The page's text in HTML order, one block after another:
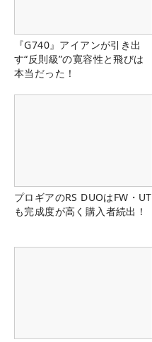
『G740』アイアンが引き出
す“反則級”の寛容性と飛びは
本当だった！
プロギアのRS DUOはFW・UT
も完成度が高く購入者続出！